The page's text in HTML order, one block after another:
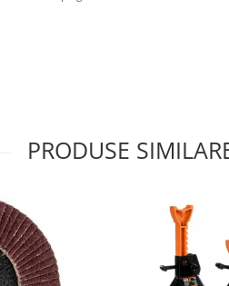
PRODUSE